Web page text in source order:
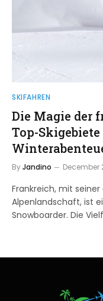
SKIFAHREN
Die Magie der
Top-
ByJandino December
Frankreich, mit
Alpenlandschaft, ist
Snowboarder. Die